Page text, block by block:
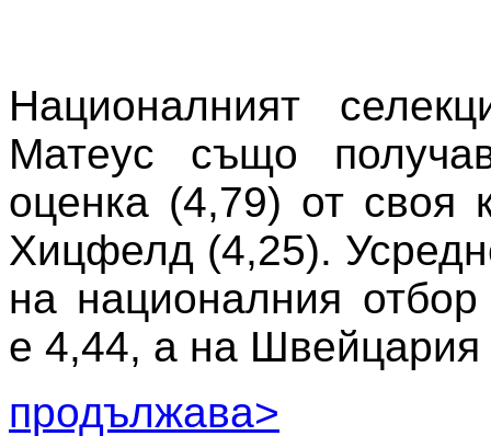
Националният
Матеус също
оценка (4,79) от своя
Хицфелд (4,25).
на националния
е 4,44, а на Швейцария
продължава>